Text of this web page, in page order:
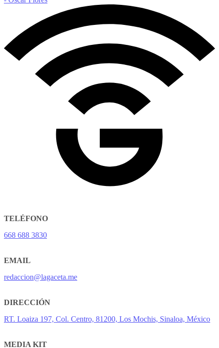
TELÉFONO
668 688 3830
EMAIL
redaccion@lagaceta.me
DIRECCIÓN
RT. Loaiza 197, Col. Centro, 81200, Los Mochis, Sinaloa, México
MEDIA KIT